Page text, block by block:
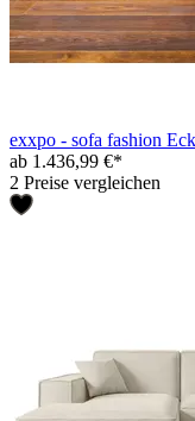
exxpo - sofa fashion
ab 1.436,99 €*
2 Preise vergleichen